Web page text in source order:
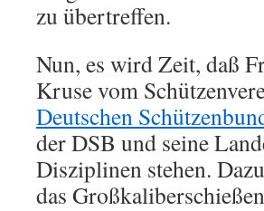
zu übertreffen.
Nun, es wird Zeit, daß
Kruse vom
Deutschen
der DSB und seine
Disziplinen stehen.
das